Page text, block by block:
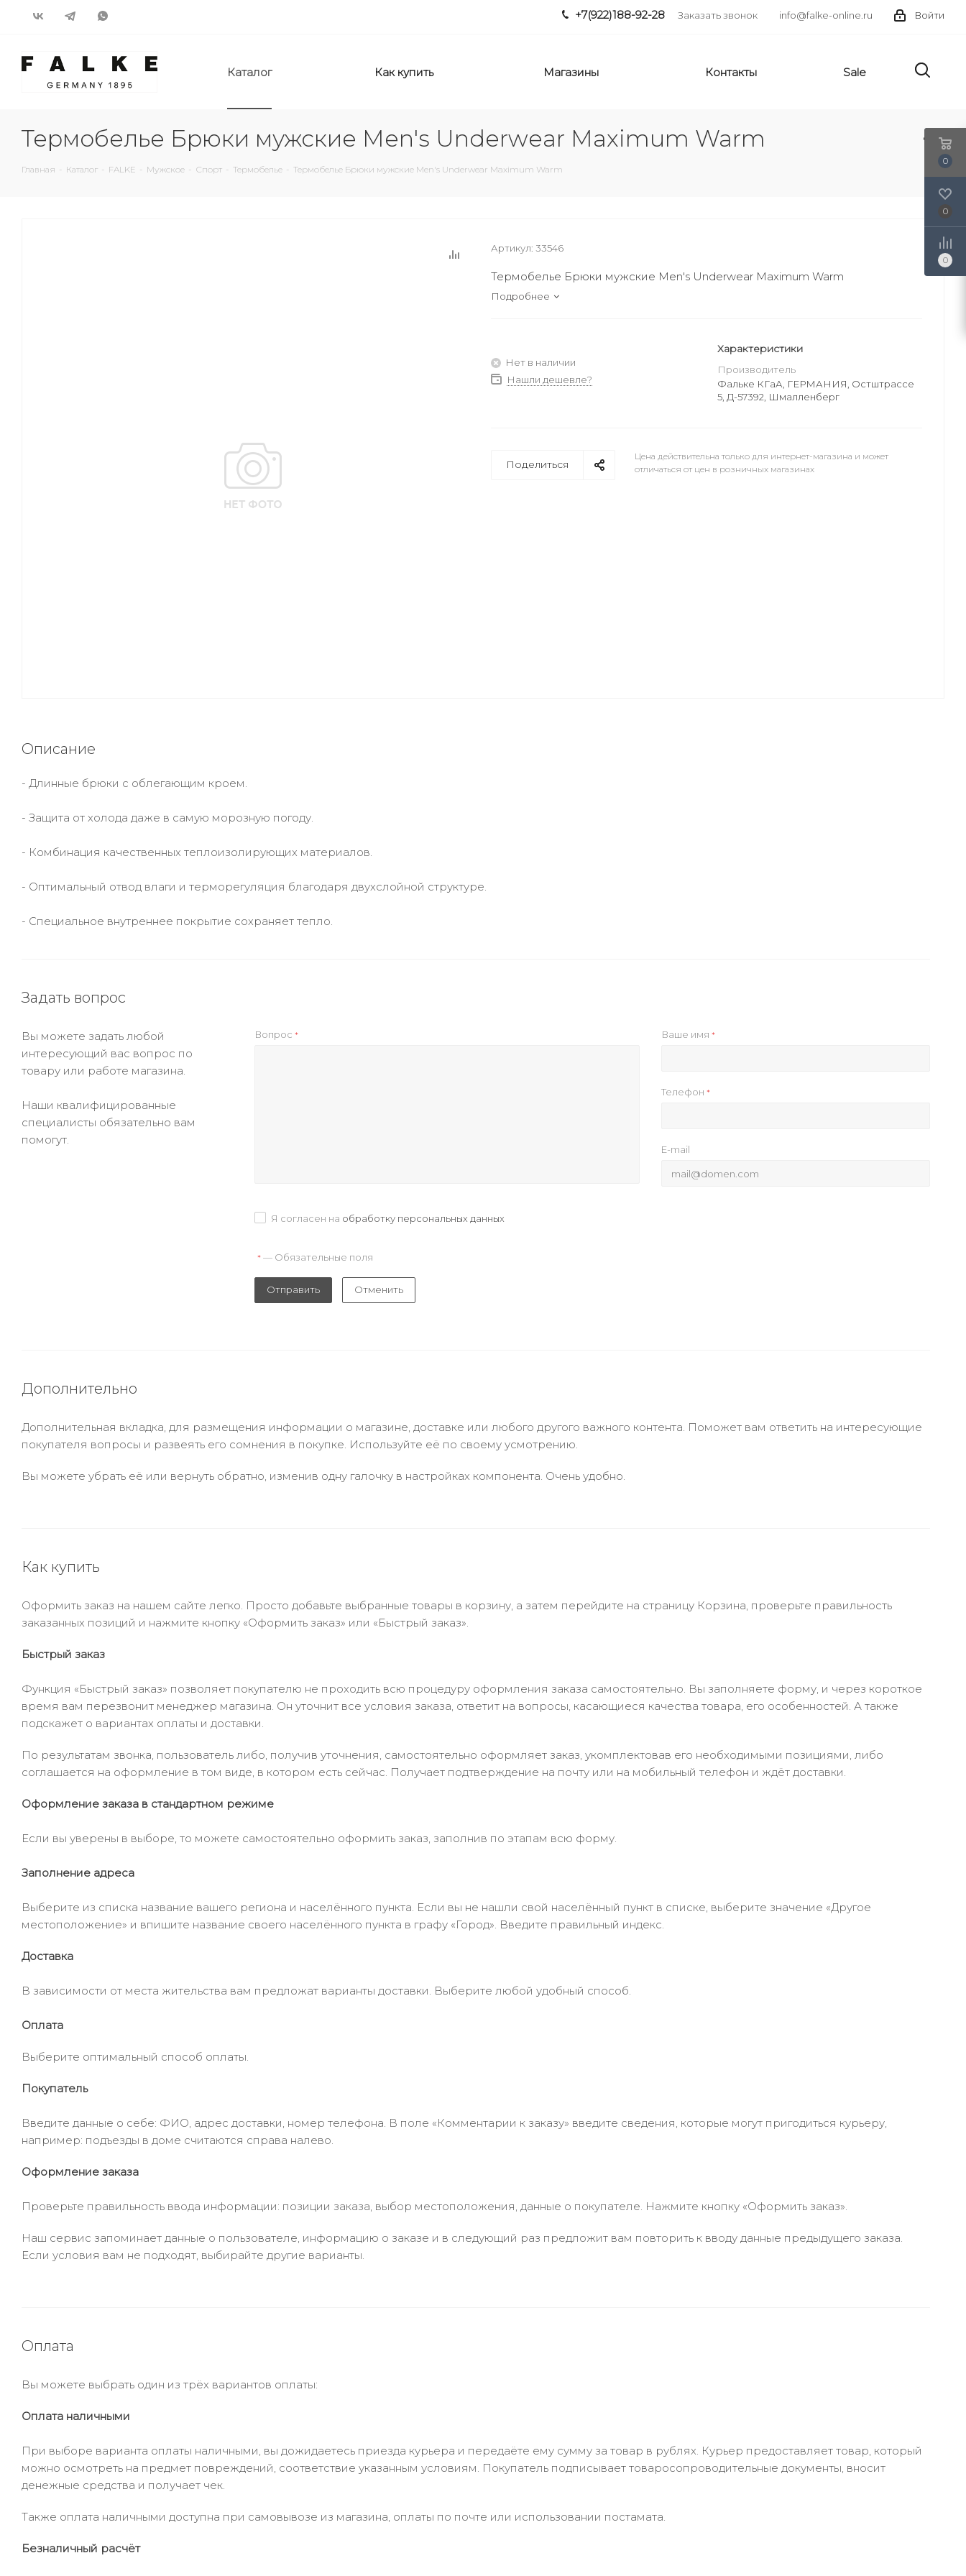
Войти
info@falke-online.ru
+7(922)188-92-28 Заказать звонок
Каталог Как купить Магазины Контакты Sale
Термобелье Брюки мужские Men's Underwear Maximum Warm
Главная - Каталог - FALKE - Мужское - Спорт - Термобелье - Термобелье Брюки мужские Men's Underwear Maximum Warm
Артикул: 33546
Термобелье Брюки мужские Men's Underwear Maximum Warm
Подробнее
Нет в наличии
Нашли дешевле?
Характеристики
Производитель
Фальке КГаА, ГЕРМАНИЯ, Остштрассе
5, Д-57392, Шмалленберг
Поделиться
Цена действительна только для интернет-магазина и может
отличаться от цен в розничных магазинах
Описание
- Длинные брюки с облегающим кроем.
- Защита от холода даже в самую морозную погоду.
- Комбинация качественных теплоизолирующих материалов.
- Оптимальный отвод влаги и терморегуляция благодаря двухслойной структуре.
- Специальное внутреннее покрытие сохраняет тепло.
Задать вопрос
Вы можете задать любой
интересующий вас вопрос по
товару или работе магазина.
Наши квалифицированные
специалисты обязательно вам
помогут.
Вопрос * Ваше имя *
Телефон *
E-mail
Я согласен на обработку персональных данных
*— Обязательные поля
Отправить Отменить
Дополнительно
Дополнительная вкладка, для размещения информации о магазине, доставке или любого другого важного контента. Поможет вам ответить на интересующие
покупателя вопросы и развеять его сомнения в покупке. Используйте её по своему усмотрению.
Вы можете убрать её или вернуть обратно, изменив одну галочку в настройках компонента. Очень удобно.
Как купить
Оформить заказ на нашем сайте легко. Просто добавьте выбранные товары в корзину, а затем перейдите на страницу Корзина, проверьте правильность
заказанных позиций и нажмите кнопку «Оформить заказ» или «Быстрый заказ».
Быстрый заказ
Функция «Быстрый заказ» позволяет покупателю не проходить всю процедуру оформления заказа самостоятельно. Вы заполняете форму, и через короткое
время вам перезвонит менеджер магазина. Он уточнит все условия заказа, ответит на вопросы, касающиеся качества товара, его особенностей. А также
подскажет о вариантах оплаты и доставки.
По результатам звонка, пользователь либо, получив уточнения, самостоятельно оформляет заказ, укомплектовав его необходимыми позициями, либо
соглашается на оформление в том виде, в котором есть сейчас. Получает подтверждение на почту или на мобильный телефон и ждёт доставки.
Оформление заказа в стандартном режиме
Если вы уверены в выборе, то можете самостоятельно оформить заказ, заполнив по этапам всю форму.
Заполнение адреса
Выберите из списка название вашего региона и населённого пункта. Если вы не нашли свой населённый пункт в списке, выберите значение «Другое
местоположение» и впишите название своего населённого пункта в графу «Город». Введите правильный индекс.
Доставка
В зависимости от места жительства вам предложат варианты доставки. Выберите любой удобный способ.
Оплата
Выберите оптимальный способ оплаты.
Покупатель
Введите данные о себе: ФИО, адрес доставки, номер телефона. В поле «Комментарии к заказу» введите сведения, которые могут пригодиться курьеру,
например: подъезды в доме считаются справа налево.
Оформление заказа
Проверьте правильность ввода информации: позиции заказа, выбор местоположения, данные о покупателе. Нажмите кнопку «Оформить заказ».
Наш сервис запоминает данные о пользователе, информацию о заказе и в следующий раз предложит вам повторить к вводу данные предыдущего заказа.
Если условия вам не подходят, выбирайте другие варианты.
Оплата
Вы можете выбрать один из трёх вариантов оплаты:
Оплата наличными
При выборе варианта оплаты наличными, вы дожидаетесь приезда курьера и передаёте ему сумму за товар в рублях. Курьер предоставляет товар, который
можно осмотреть на предмет повреждений, соответствие указанным условиям. Покупатель подписывает товаросопроводительные документы, вносит
денежные средства и получает чек.
Также оплата наличными доступна при самовывозе из магазина, оплаты по почте или использовании постамата.
Безналичный расчёт
0
0
0